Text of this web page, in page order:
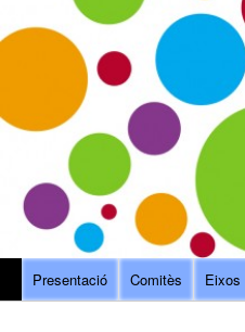
Presentació Comitès Eixos